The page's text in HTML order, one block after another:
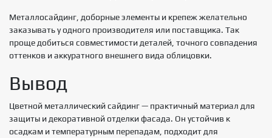
Металлосайдинг, доборные элементы и крепеж желательно
заказывать у одного производителя или поставщика. Так
проще добиться совместимости деталей, точного совпадения
оттенков и аккуратного внешнего вида облицовки.
Вывод
Цветной металлический сайдинг — практичный материал для
защиты и декоративной отделки фасада. Он устойчив к
осадкам и температурным перепадам, подходит для